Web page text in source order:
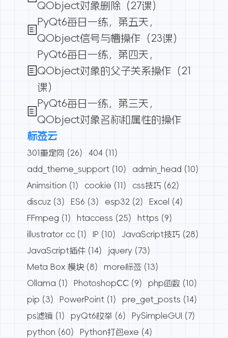
QObject对象删除（27课）
PyQt6每日一练，第五天，
QObject信号与槽操作（23课）
PyQt6每日一练，第四天，
QObject对象的父子关系操作（21
课）
PyQt6每日一练，第三天，
QObject对象名称和属性的操作
标签云
301重定向 (26) 404 (11)
add_theme_support (10) admin_head (10)
Animsition (1) cookie (11) css技巧 (62)
discuz (3) ES6 (3) esp32 (2) Excel
(4)
FFmpeg (1) htaccess (25) https (9)
illustrator cc (1) IP (10) JavaScript技巧 (28)
JavaScript插件 (14) jquery (73)
Meta Box 模块 (8) more标签 (13)
Ollama (1) PhotoshopCC (9) php函数 (10)
pip (3) PowerPoint (1) pre_get_posts (14)
ps滤镜 (1) pyQt6枚举 (6) PySimpleGUI
(7)
python (60) Python打包exe (4)